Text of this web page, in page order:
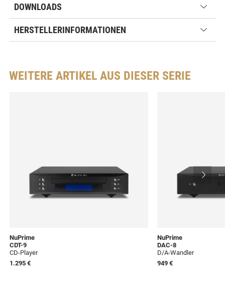
DOWNLOADS
HERSTELLERINFORMATIONEN
WEITERE ARTIKEL AUS DIESER SERIE
NuPrime
CDT-9
CD-Player
1.295 €
NuPrime
DAC-8
D/A-Wandler
949 €